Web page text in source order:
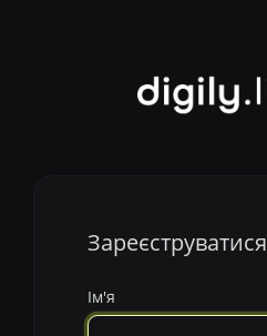
Зареєструватися
Ім'я